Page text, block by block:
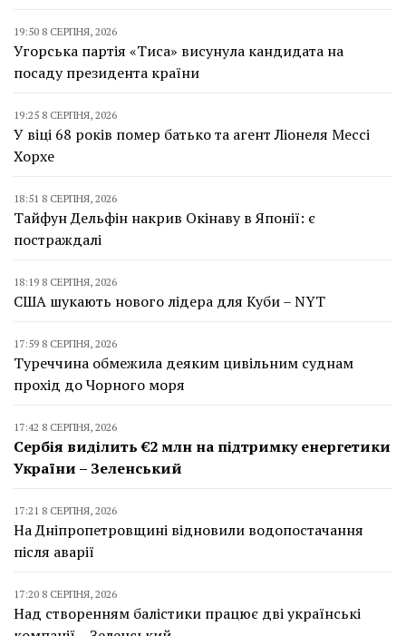
19:50 8 СЕРПНЯ, 2026
Угорська партія «Тиса» висунула кандидата на
посаду президента країни
19:25 8 СЕРПНЯ, 2026
У віці 68 років помер батько та агент Ліонеля Мессі
Хорхе
18:51 8 СЕРПНЯ, 2026
Тайфун Дельфін накрив Окінаву в Японії: є
постраждалі
18:19 8 СЕРПНЯ, 2026
США шукають нового лідера для Куби – NYT
17:59 8 СЕРПНЯ, 2026
Туреччина обмежила деяким цивільним суднам
прохід до Чорного моря
17:42 8 СЕРПНЯ, 2026
Сербія виділить €2 млн на підтримку енергетики
України – Зеленський
17:21 8 СЕРПНЯ, 2026
На Дніпропетровщині відновили водопостачання
після аварії
17:20 8 СЕРПНЯ, 2026
Над створенням балістики працює дві українські